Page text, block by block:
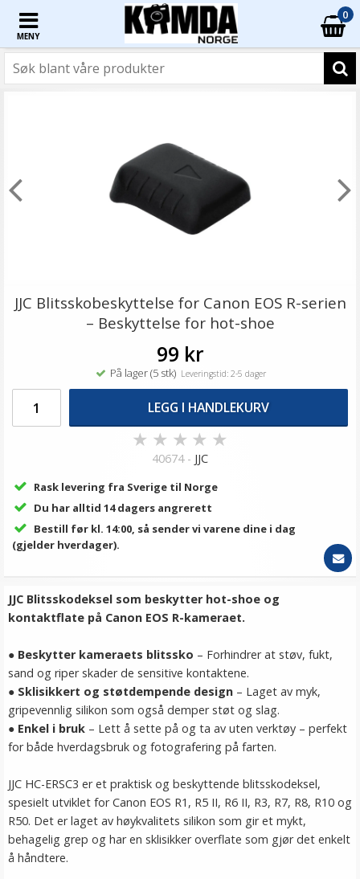
MENY
0
JJC Blitsskobeskyttelse for Canon EOS R-serien
– Beskyttelse for hot-shoe
99 kr
På lager (5 stk)Leveringstid: 2-5 dager
LEGG I HANDLEKURV
★ ★ ★ ★ ★
40674 - JJC
Rask levering fra Sverige til Norge
Du har alltid 14 dagers angrerett
Bestill før kl. 14:00, så sender vi varene dine i dag
(gjelder hverdager).
JJC Blitsskodeksel som beskytter hot-shoe og
kontaktflate på Canon EOS R-kameraet.
● Beskytter kameraets blitssko – Forhindrer at støv, fukt,
sand og riper skader de sensitive kontaktene.
● Sklisikkert og støtdempende design – Laget av myk,
gripevennlig silikon som også demper støt og slag.
● Enkel i bruk – Lett å sette på og ta av uten verktøy – perfekt
for både hverdagsbruk og fotografering på farten.
JJC HC-ERSC3 er et praktisk og beskyttende blitsskodeksel,
spesielt utviklet for Canon EOS R1, R5 II, R6 II, R3, R7, R8, R10 og
R50. Det er laget av høykvalitets silikon som gir et mykt,
behagelig grep og har en sklisikker overflate som gjør det enkelt
å håndtere.